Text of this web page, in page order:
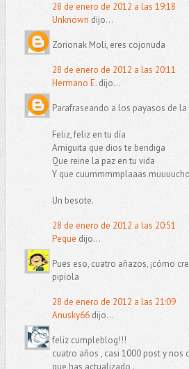
28 de enero de 2012 a las 19:18
Unknown dijo...
Zorionak Moli, eres cojonuda
28 de enero de 2012 a las 20:11
Hermano E.dijo...
Parafraseando a los payasos de la
Feliz, feliz en tu día
Amiguita que dios te bendiga
Que reine la paz en tu vida
Y que cuummmmplaaas
Un besote.
28 de enero de 2012 a las 20:51
Peque dijo...
Pues eso, cuatro añazos, ¡cómo
pipiola
28 de enero de 2012 a las 21:09
Anusky66dijo...
feliz cumpleblog!!!
cuatro años , casi 1000 post y nos
que has actualizado .